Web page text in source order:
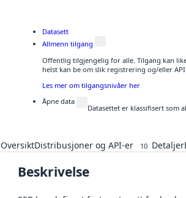
Datasett
Allmenn tilgang
Offentlig tilgjengelig for alle. Tilgang kan
helst kan be om slik registrering og/eller
Les mer om tilgangsnivåer her
Åpne data
Datasettet er klassifisert som
OversiktDistribusjoner og API-er 10 Detaljer
Beskrivelse